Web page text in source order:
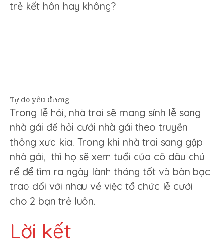
trẻ kết hôn hay không?
Tự do yêu đương
Trong lễ hỏi, nhà trai sẽ mang sính lễ sang
nhà gái để hỏi cưới nhà gái theo truyền
thông xưa kia. Trong khi nhà trai sang gặp
nhà gái, thì họ sẽ xem tuổi của cô dâu chú
rể để tìm ra ngày lành tháng tốt và bàn bạc
trao đổi với nhau về việc tổ chức lễ cưới
cho 2 bạn trẻ luôn.
Lời kết